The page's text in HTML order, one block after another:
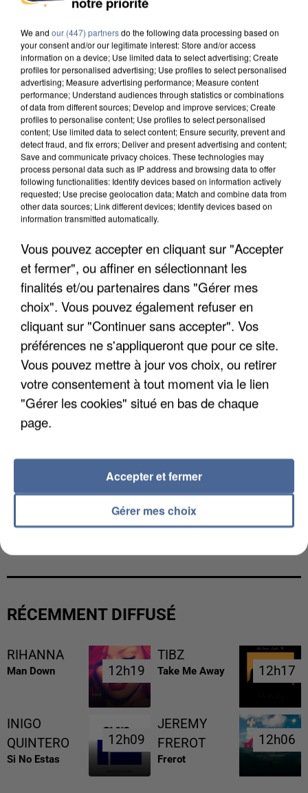
MAFIA INTERPELLÉ EN ALGÉRIE
UN SECOND CADRE DE LA DZ MAFIA
INTERPELLÉ EN ALGÉRIE
UNE TOURISTE DE L’OISE EMPORTÉE PAR UNE
RÉCEMMENT DIFFUSÉ
RIHANNA
Man Down 12h19
12h19
TIBZ
Take Me Away 12h17
12h17
INIGO
QUINTERO
Si No Estas
12h09
12h09
JEREMY
FREROT
Frerot
12h06
12h06
We and our (447) partnersdo the following data processing based on
your consent and/or our legitimate interest: Store and/or access
information on a device; Use limited data to select advertising; Create
profiles for personalised advertising; Use profiles to select personalised
advertising; Measure advertising performance; Measure content
performance; Understand audiences through statistics or combinations
of data from different sources; Develop and improve services; Create
profiles to personalise content; Use profiles to select personalised
content; Use limited data to select content; Ensure security, prevent and
detect fraud, and fix errors; Deliver and present advertising and content;
Save and communicate privacy choices. These technologies may
process personal data such as IP address and browsing data to offer
following functionalities: Identify devices based on information actively
requested; Use precise geolocation data; Match and combine data from
other data sources; Link different devices; Identify devices based on
information transmitted automatically.
Vous pouvez accepter en cliquant sur "Accepter
et fermer", ou affiner en sélectionnant les
finalités et/ou partenaires dans "Gérer mes
choix". Vous pouvez également refuser en
cliquant sur "Continuer sans accepter". Vos
préférences ne s'appliqueront que pour ce site.
Vous pouvez mettre à jour vos choix, ou retirer
votre consentement à tout moment via le lien
"Gérer les cookies" situé en bas de chaque
page.
Gérer mes choix
Accepter et fermer